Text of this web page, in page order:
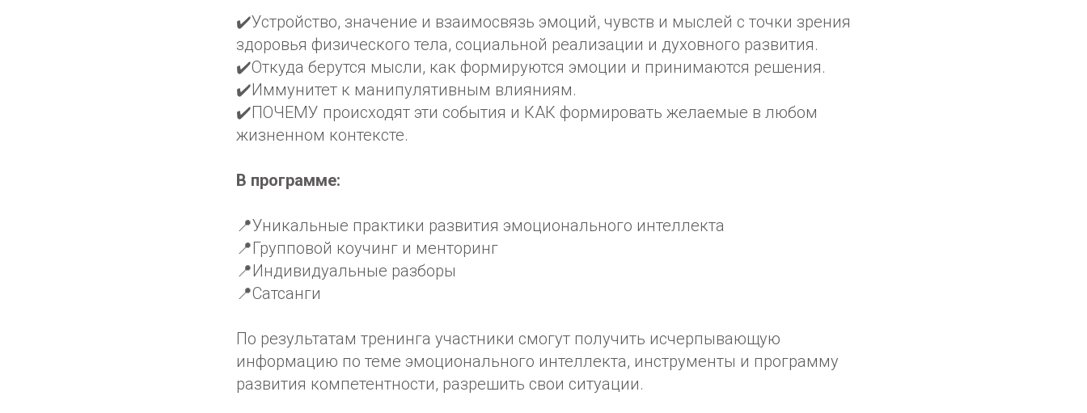
✔️Устройство, значение и взаимосвязь эмоций, чувств и мыслей с точки зрения
здоровья физического тела, социальной реализации и духовного развития.
✔️Откуда берутся мысли, как формируются эмоции и принимаются решения.
✔️Иммунитет к манипулятивным влияниям.
✔️ПОЧЕМУ происходят эти события и КАК формировать желаемые в любом
жизненном контексте.
В программе:
📍Уникальные практики развития эмоционального интеллекта
📍Групповой коучинг и менторинг
📍Индивидуальные разборы
📍Сатсанги
По результатам тренинга участники смогут получить исчерпывающую
информацию по теме эмоционального интеллекта, инструменты и программу
развития компетентности, разрешить свои ситуации.